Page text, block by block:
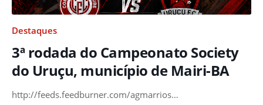
Destaques
3ª rodada do Campeonato Society
do Uruçu, município de Mairi-BA
http://feeds.feedburner.com/agmarrios…